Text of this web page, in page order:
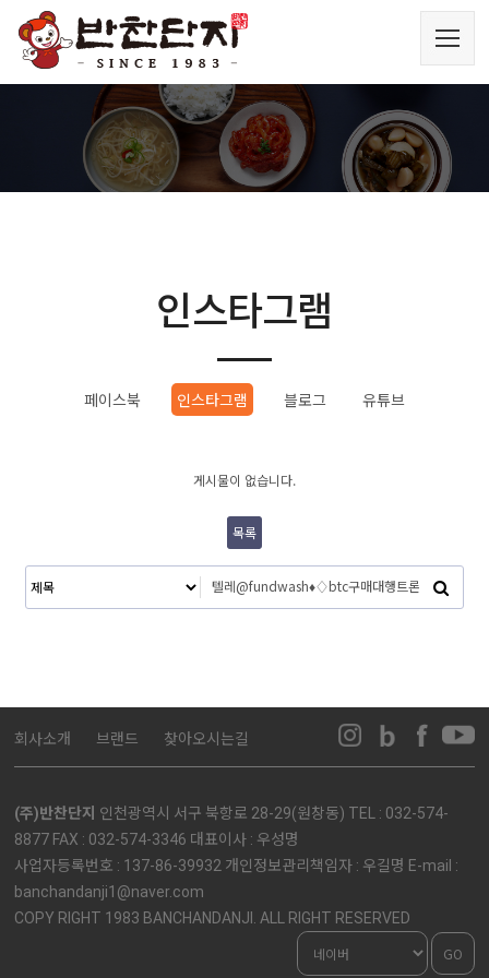
인스타그램
페이스북 인스타그램 블로그 유튜브
게시물이 없습니다.
목록
회사소개 브랜드 찾아오시는길
(주)반찬단지 인천광역시 서구 북항로 28-29(원창동) TEL : 032-574-
8877 FAX : 032-574-3346 대표이사 : 우성명
사업자등록번호 : 137-86-39932 개인정보관리책임자 : 우길명 E-mail :
banchandanji1@naver.com
COPY RIGHT 1983 BANCHANDANJI. ALL RIGHT RESERVED
GO